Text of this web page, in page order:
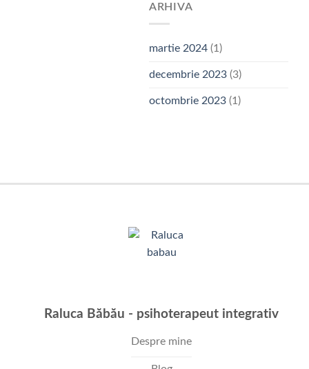
ARHIVA
martie 2024(1)
decembrie 2023(3)
octombrie 2023(1)
Raluca Băbău - psihoterapeut integrativ
Despre mine